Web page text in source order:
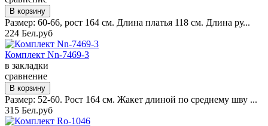
Размер: 60-66, рост 164 см. Длина платья 118 см. Длина ру...
224 Бел.руб
Комплект Nn-7469-3
в закладки
сравнение
Размер: 52-60. Рост 164 см. Жакет длиной по среднему шву ...
315 Бел.руб